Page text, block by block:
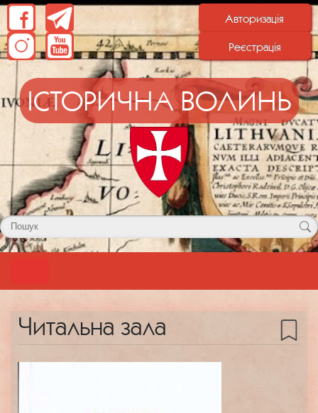
Авторизація
Реєстрація
ІСТОРИЧНА ВОЛИНЬ
Читальна зала